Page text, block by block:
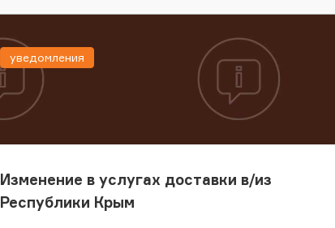
Изменение в услугах доставки в/из
Республики Крым
уведомления